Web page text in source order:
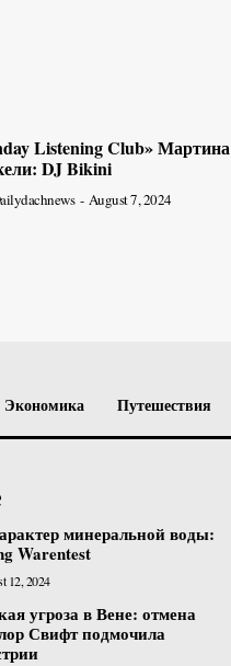
Listening Club» Мартина
DJ Bikini
- August 7, 2024
Экономика Путешествия
минеральной воды:
Warentest
12, 2024
угроза в Вене: отмена
Свифт подмочила